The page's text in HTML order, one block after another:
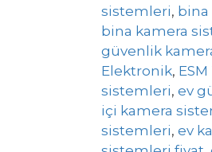
sistemleri, bina
bina kamera
güvenlik
Elektronik,
sistemleri, ev
içi kamera
sistemleri, ev